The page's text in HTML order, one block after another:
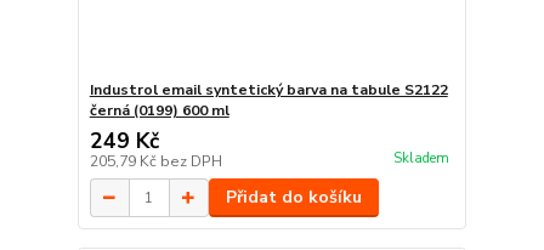
Industrol email syntetický barva na tabule S2122
černá (0199) 600 ml
249 Kč
205,79 Kč bez DPH Skladem
Přidat do košíku